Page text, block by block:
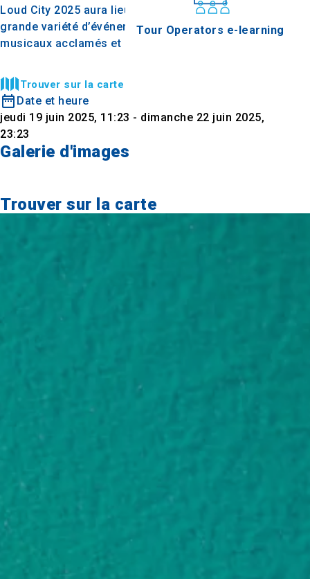
Tour Operators e-learning
Loud City 2025 aura lieu du 19 au 22 juin, avec une
grande variété d’événements, des spectacles
musicaux acclamés et des dizaines d’artistes.
Trouver sur la carte
Date et heure
jeudi 19 juin 2025, 11:23 - dimanche 22 juin 2025,
23:23
Galerie d'images
Trouver sur la carte